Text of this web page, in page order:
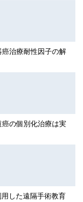
治療耐性因子の解
の個別化治療は実
した遠隔手術教育